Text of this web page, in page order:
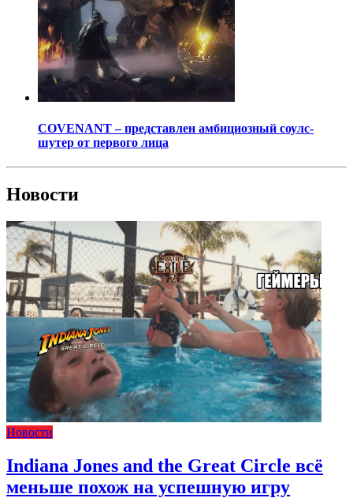
COVENANT – представлен амбициозный соулс-
шутер от первого лица
Новости
Новости
Indiana Jones and the Great Circle всё
меньше похож на успешную игру